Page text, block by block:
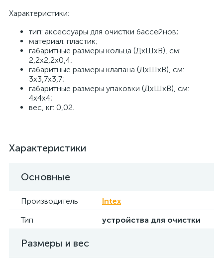
Характеристики:
тип: аксессуары для очистки бассейнов;
материал: пластик;
габаритные размеры кольца (ДхШхВ), см:
2,2х2,2х0,4;
габаритные размеры клапана (ДхШхВ), см:
3х3,7х3,7;
габаритные размеры упаковки (ДхШхВ), см:
4х4х4;
вес, кг: 0,02.
Характеристики
Основные
Производитель
Intex
Тип
устройства для очистки
Размеры и вес